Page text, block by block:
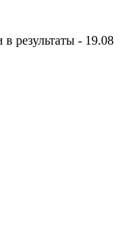
результаты - 19.08